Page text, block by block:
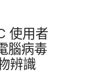
使用​者​
腦​病毒
辨識​